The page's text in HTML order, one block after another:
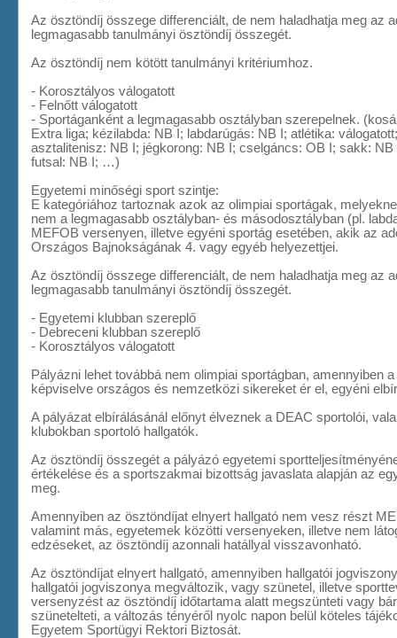
Az ösztöndíj összege differenciált, de nem haladhatja meg az
legmagasabb tanulmányi ösztöndíj összegét.
Az ösztöndíj nem kötött tanulmányi kritériumhoz.
- Korosztályos válogatott
- Felnőtt válogatott
- Sportáganként a legmagasabb osztályban szerepelnek.
Extra liga; kézilabda: NB I; labdarúgás: NB I; atlétika:
asztalitenisz: NB I; jégkorong: NB I; cselgáncs: OB I; sakk: NB
futsal: NB I; …)
Egyetemi minőségi sport szintje:
E kategóriához tartoznak azok az olimpiai sportágak,
nem a legmagasabb osztályban- és másodosztályban (pl.
MEFOB versenyen, illetve egyéni sportág esetében, akik az
Országos Bajnokságának 4. vagy egyéb helyezettjei.
Az ösztöndíj összege differenciált, de nem haladhatja meg az
legmagasabb tanulmányi ösztöndíj összegét.
- Egyetemi klubban szereplő
- Debreceni klubban szereplő
- Korosztályos válogatott
Pályázni lehet továbbá nem olimpiai sportágban, amennyiben
képviselve országos és nemzetközi sikereket ér el, egyéni
A pályázat elbírálásánál előnyt élveznek a DEAC sportolói,
klubokban sportoló hallgatók.
Az ösztöndíj összegét a pályázó egyetemi
értékelése és a sportszakmai bizottság javaslata alapján az
meg.
Amennyiben az ösztöndíjat elnyert hallgató nem vesz részt
valamint más, egyetemek közötti versenyeken, illetve nem
edzéseket, az ösztöndíj azonnali hatállyal visszavonható.
Az ösztöndíjat elnyert hallgató, amennyiben hallgatói
hallgatói jogviszonya megváltozik, vagy szünetel, illetve
versenyzést az ösztöndíj időtartama alatt megszünteti vagy
szünetelteti, a változás tényéről nyolc napon belül köteles
Egyetem Sportügyi Rektori Biztosát.